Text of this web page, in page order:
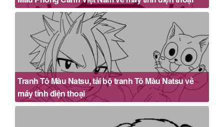
Tranh Tô Màu Natsu, tải bộ tranh Tô Màu Natsu về
máy tính điện thoại